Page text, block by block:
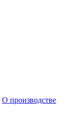
О производстве